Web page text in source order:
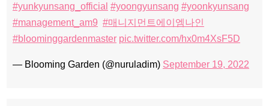
#yunkyunsang_official #yoongyunsang #yoonkyunsang
#management_am9 #매니지먼트에이엠나인
#bloominggardenmaster pic.twitter.com/hx0m4XsF5D
— Blooming Garden (@nuruladim) September 19, 2022